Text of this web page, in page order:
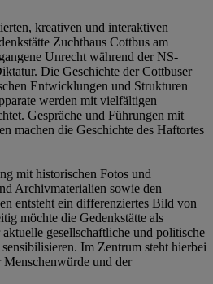
kreativen und interaktiven
Zuchthaus Cottbus am
Unrecht während der NS-
Die Geschichte der Cottbuser
Entwicklungen und Strukturen
werden mit vielfältigen
Gespräche und Führungen mit
machen die Geschichte des Haftortes
mit historischen Fotos und
Archivmaterialien sowie den
entsteht ein differenziertes Bild von
möchte die Gedenkstätte als
gesellschaftliche und politische
Im Zentrum steht hierbei
und der